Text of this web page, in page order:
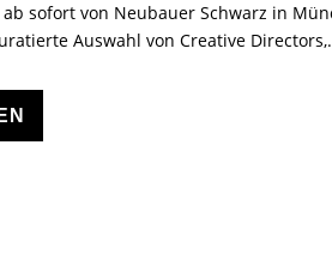
sofort von Neubauer Schwarz in
Auswahl von Creative